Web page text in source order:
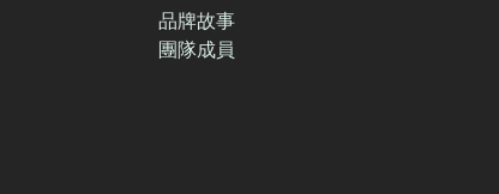
品牌故事
團隊成員